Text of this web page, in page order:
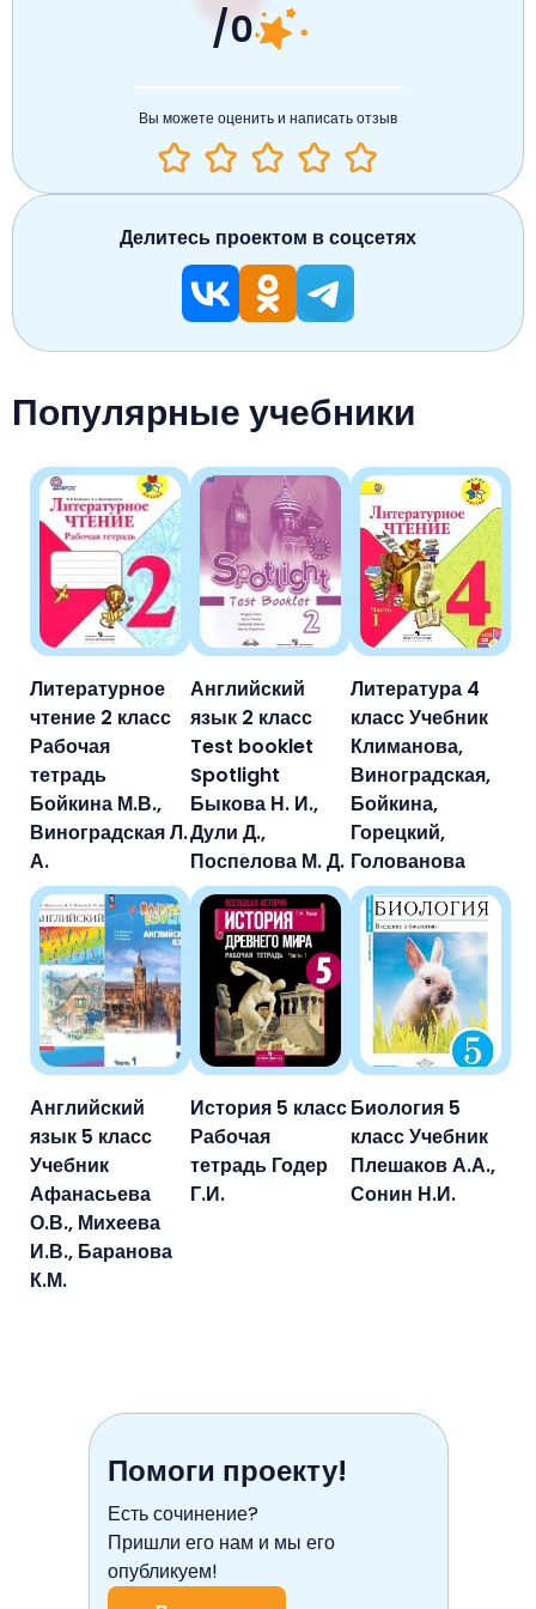
Немецкий язык
География
История
Биология
Технология
История
ОБЖ
География
Популярные учебники
Литературное
чтение 2 класс
Рабочая
тетрадь
Бойкина М.В.,
Виноградская Л.
А.
Английский
язык 2 класс
Test booklet
Spotlight
Быкова Н. И.,
Дули Д.,
Поспелова М. Д.
Литература 4
класс Учебник
Климанова,
Виноградская,
Бойкина,
Горецкий,
Голованова
Английский
язык 5 класс
Учебник
Афанасьева
О.В., Михеева
И.В., Баранова
К.М.
История 5 класс
Рабочая
тетрадь Годер
Г.И.
Биология 5
класс Учебник
Плешаков А.А.,
Сонин Н.И.
/0
Вы можете оценить и написать отзыв
Делитесь проектом в соцсетях
Помоги проекту!
Есть сочинение?
Пришли его нам и мы его
опубликуем!